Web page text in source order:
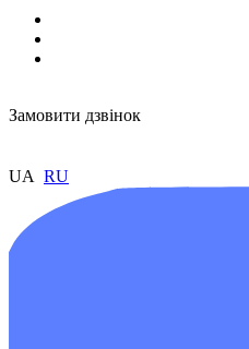
Замовити дзвінок
UA RU